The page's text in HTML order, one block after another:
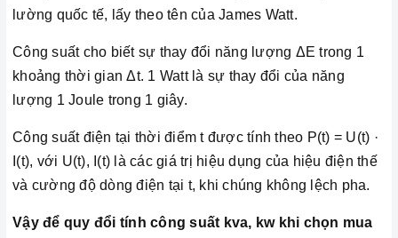
lường quốc tế, lấy theo tên của James Watt.
Công suất cho biết sự thay đổi năng lượng ΔE trong 1
khoảng thời gian Δt. 1 Watt là sự thay đổi của năng
lượng 1 Joule trong 1 giây.
Công suất điện tại thời điểm t được tính theo P(t) = U(t) ·
I(t), với U(t), I(t) là các giá trị hiệu dụng của hiệu điện thế
và cường độ dòng điện tại t, khi chúng không lệch pha.
Vậy để quy đổi tính công suất kva, kw khi chọn mua